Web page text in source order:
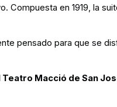
Compuesta en 1919, la
pensado para que se
Teatro Macció de San